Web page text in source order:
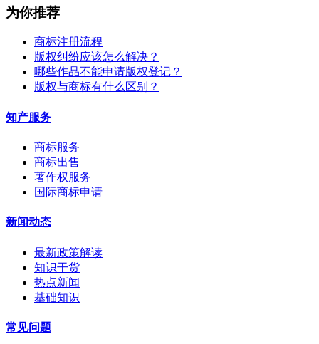
为你推荐
商标注册流程
版权纠纷应该怎么解决？
哪些作品不能申请版权登记？
版权与商标有什么区别？
知产服务
商标服务
商标出售
著作权服务
国际商标申请
新闻动态
最新政策解读
知识干货
热点新闻
基础知识
常见问题